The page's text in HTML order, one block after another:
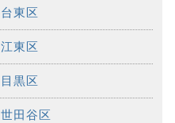
台東区
江東区
目黒区
世田谷区